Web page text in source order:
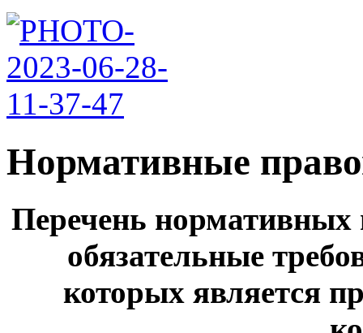
Нормативные
Перечень
обязательные
которых является